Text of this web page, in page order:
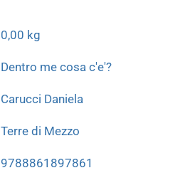
0,00 kg
Dentro me cosa c'e'?
Carucci Daniela
Terre di Mezzo
9788861897861